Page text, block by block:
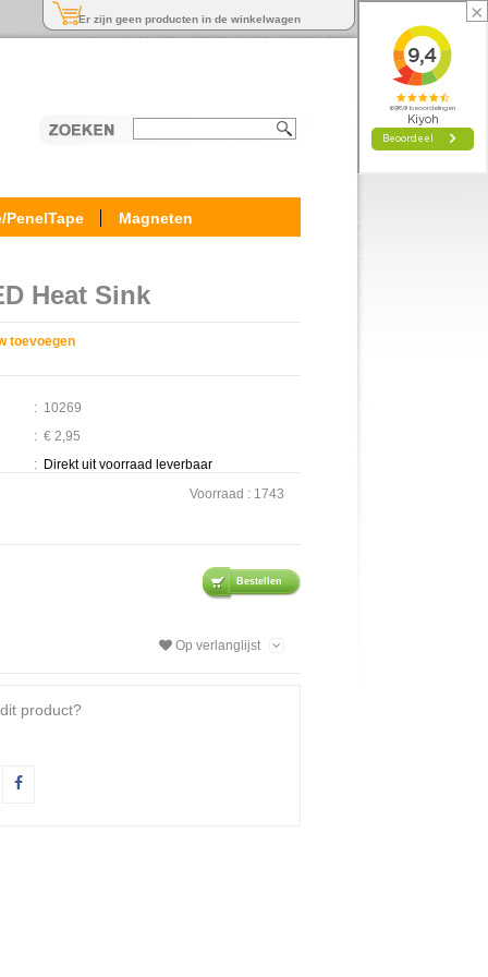
Er zijn geen producten in de winkelwagen
PenelTape Magneten
Heat Sink
toevoegen
: 10269
: € 2,95
: Direkt uit voorraad leverbaar
Voorraad : 1743
Bestellen
Op verlanglijst
product?
×